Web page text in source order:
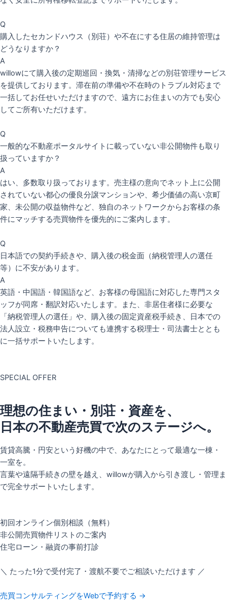
Q
購入したセカンドハウス（別荘）や不在にする住居の維持管理は
どうなりますか？
A
willowにて購入後の定期巡回・換気・清掃などの別荘管理サービス
を提供しております。滞在前の準備や不在時のトラブル対応まで
一括してお任せいただけますので、遠方にお住まいの方でも安心
してご所有いただけます。
Q
一般的な不動産ポータルサイトに載っていない非公開物件も取り
扱っていますか？
A
はい、多数取り扱っております。売主様の意向でネット上に公開
されていない都心の優良分譲マンションや、希少価値の高い京町
家、未公開の収益物件など、独自のネットワークからお客様の条
件にマッチする売買物件を優先的にご案内します。
Q
日本語での契約手続きや、購入後の税金面（納税管理人の選任
等）に不安があります。
A
英語・中国語・韓国語など、お客様の母国語に対応した専門スタ
ッフが同席・翻訳対応いたします。また、非居住者様に必要な
「納税管理人の選任」や、購入後の固定資産税手続き、日本での
法人設立・税務申告についても連携する税理士・司法書士ととも
に一括サポートいたします。
SPECIAL OFFER
理想の住まい・別荘・資産を、
日本の不動産売買で次のステージへ。
賃貸高騰・円安という好機の中で、あなたにとって最適な一棟・
一室を。
言葉や遠隔手続きの壁を越え、willowが購入から引き渡し・管理ま
で完全サポートいたします。
初回オンライン個別相談（無料）
非公開売買物件リストのご案内
住宅ローン・融資の事前打診
＼ たった1分で受付完了・渡航不要でご相談いただけます ／
売買コンサルティングをWebで予約する →